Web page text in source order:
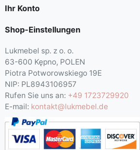
Ihr Konto
Shop-Einstellungen
Lukmebel sp. z o. o.
63-600 Kępno, POLEN
Piotra Potworowskiego 19E
NIP: PL8943106957
Rufen Sie uns an: +49 1723729920
E-mail: kontakt@lukmebel.de